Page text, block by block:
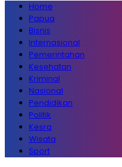
Home
Papua
Bisnis
Internasional
Pemerintahan
Kesehatan
Kriminal
Nasional
Pendidikan
Politik
Kesra
Wisata
Sport